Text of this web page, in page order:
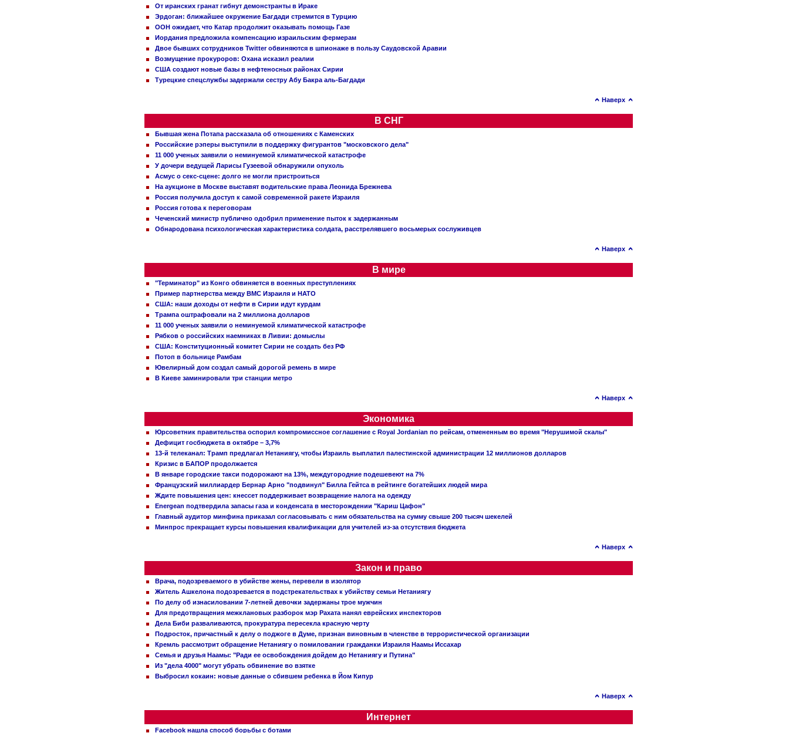
От иранских гранат гибнут демонстранты в Ираке
Эрдоган: ближайшее окружение Багдади стремится в Турцию
ООН ожидает, что Катар продолжит оказывать помощь Газе
Иордания предложила компенсацию израильским фермерам
Двое бывших сотрудников Twitter обвиняются в шпионаже в пользу Саудовской Аравии
Возмущение прокуроров: Охана исказил реалии
США создают новые базы в нефтеносных районах Сирии
Турецкие спецслужбы задержали сестру Абу Бакра аль-Багдади
Наверх
В СНГ
Бывшая жена Потапа рассказала об отношениях с Каменских
Российские рэперы выступили в поддержку фигурантов "московского дела"
11 000 ученых заявили о неминуемой климатической катастрофе
У дочери ведущей Ларисы Гузеевой обнаружили опухоль
Асмус о секс-сцене: долго не могли пристроиться
На аукционе в Москве выставят водительские права Леонида Брежнева
Россия получила доступ к самой современной ракете Израиля
Россия готова к переговорам
Чеченский министр публично одобрил применение пыток к задержанным
Обнародована психологическая характеристика солдата, расстрелявшего восьмерых сослуживцев
Наверх
В мире
"Терминатор" из Конго обвиняется в военных преступлениях
Пример партнерства между ВМС Израиля и НАТО
США: наши доходы от нефти в Сирии идут курдам
Трампа оштрафовали на 2 миллиона долларов
11 000 ученых заявили о неминуемой климатической катастрофе
Рябков о российских наемниках в Ливии: домыслы
США: Конституционный комитет Сирии не создать без РФ
Потоп в больнице Рамбам
Ювелирный дом создал самый дорогой ремень в мире
В Киеве заминировали три станции метро
Наверх
Экономика
Юрсоветник правительства оспорил компромиссное соглашение с Royal Jordanian по рейсам, отмененным во время "Нерушимой скалы"
Дефицит госбюджета в октябре – 3,7%
13-й телеканал: Трамп предлагал Нетаниягу, чтобы Израиль выплатил палестинской администрации 12 миллионов долларов
Кризис в БАПОР продолжается
В январе городские такси подорожают на 13%, междугородние подешевеют на 7%
Французский миллиардер Бернар Арно "подвинул" Билла Гейтса в рейтинге богатейших людей мира
Ждите повышения цен: кнессет поддерживает возвращение налога на одежду
Energean подтвердила запасы газа и конденсата в месторождении "Кариш Цафон"
Главный аудитор минфина приказал согласовывать с ним обязательства на сумму свыше 200 тысяч шекелей
Минпрос прекращает курсы повышения квалификации для учителей из-за отсутствия бюджета
Наверх
Закон и право
Врача, подозреваемого в убийстве жены, перевели в изолятор
Житель Ашкелона подозревается в подстрекательствах к убийству семьи Нетаниягу
По делу об изнасиловании 7-летней девочки задержаны трое мужчин
Для предотвращения межклановых разборок мэр Рахата нанял еврейских инспекторов
Дела Биби разваливаются, прокуратура пересекла красную черту
Подросток, причастный к делу о поджоге в Думе, признан виновным в членстве в террористической организации
Кремль рассмотрит обращение Нетаниягу о помиловании гражданки Израиля Наамы Иссахар
Семья и друзья Наамы: "Ради ее освобождения дойдем до Нетаниягу и Путина"
Из "дела 4000" могут убрать обвинение во взятке
Выбросил кокаин: новые данные о сбившем ребенка в Йом Кипур
Наверх
Интернет
Facebook нашла способ борьбы с ботами